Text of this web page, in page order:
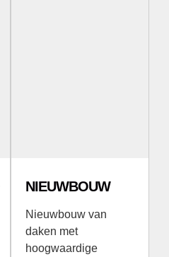
NIEUWBOUW
Nieuwbouw van
daken met
hoogwaardige